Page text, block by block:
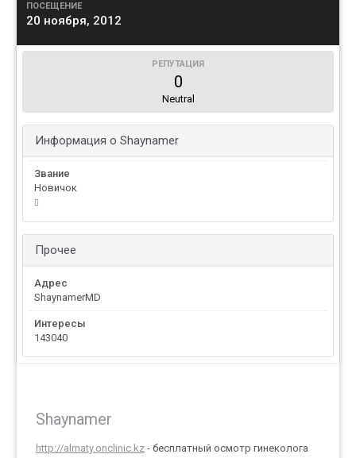
ПОСЕЩЕНИЕ
20 ноября, 2012
РЕПУТАЦИЯ
0
Neutral
Информация о Shaynamer
Звание
Новичок
Прочее
Адрес
ShaynamerMD
Интересы
143040
Shaynamer
http://almaty.onclinic.kz - бесплатный осмотр гинеколога